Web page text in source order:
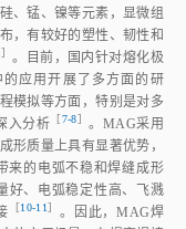
、锰、镍等元素，显微组
，有较好的塑性、韧性和
］ 。目前，国内针对熔化极
的应用开展了多方面的研
模拟等方面，特别是对多
入分析 ［7‑8］ 。MAG采用
形质量上具有显著优势，
来的电弧不稳和焊缝成形
好、电弧稳定性高、飞溅
［10‑11］ 。因此，MAG焊